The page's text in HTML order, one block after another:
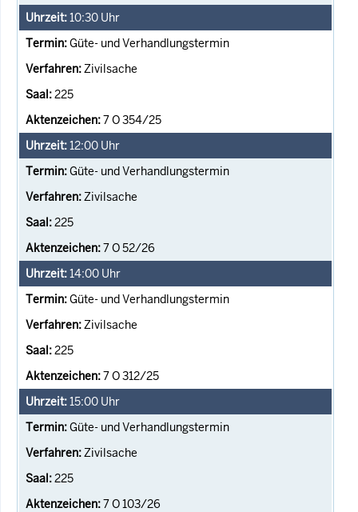
10:30 Uhr
Güte- und Verhandlungstermin
Zivilsache
225
7 O 354/25
12:00 Uhr
Güte- und Verhandlungstermin
Zivilsache
225
7 O 52/26
14:00 Uhr
Güte- und Verhandlungstermin
Zivilsache
225
7 O 312/25
15:00 Uhr
Güte- und Verhandlungstermin
Zivilsache
225
7 O 103/26